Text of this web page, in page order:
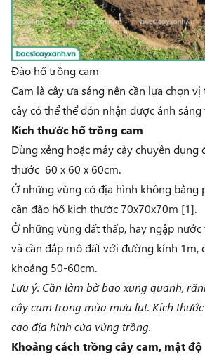
Đào hố trồng cam
Cam là cây ưa sáng nên cần lựa chọn
cây có thể thể đón nhận được ánh
Kích thước hố trồng cam
Dùng xẻng hoặc máy cày chuyên dụng
thước 60 x 60 x 60cm.
Ở những vùng có địa hình không bằng
cần đào hố kích thước 70x70x70m [1].
Ở những vùng đất thấp, hay ngập
và cần đắp mô đất với đường kính 1m,
khoảng 50-60cm.
Lưu ý: Cần làm bờ bao xung quanh,
cây cam trong mùa mưa lụt. Kích
cao địa hình của vùng trồng.
Khoảng cách trồng cây cam, mật độ